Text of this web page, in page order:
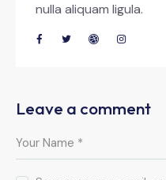
nulla aliquam ligula.
Leave a comment